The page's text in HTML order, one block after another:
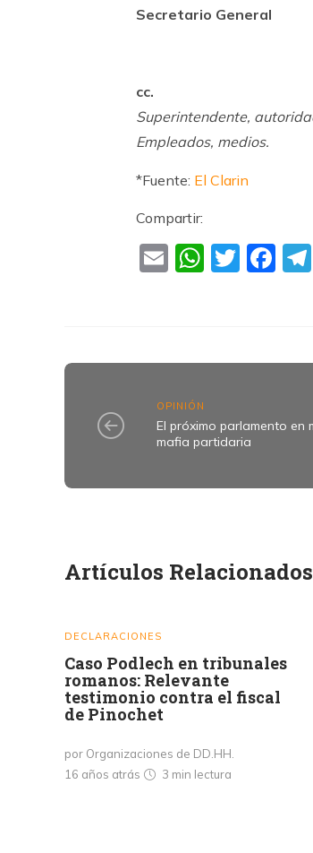
Secretario
cc.
Superintendente,
Empleados, medios.
*Fuente: El Clarin
Compartir:
Email
OPINIÓN
El próximo parlamento en
mafia partidaria
Artículos Relacionados
DECLARACIONES
Caso Podlech en tribunales
romanos: Relevante
testimonio contra el fiscal
de Pinochet
por Organizaciones de DD.HH.
16 años atrás
3 min lectura